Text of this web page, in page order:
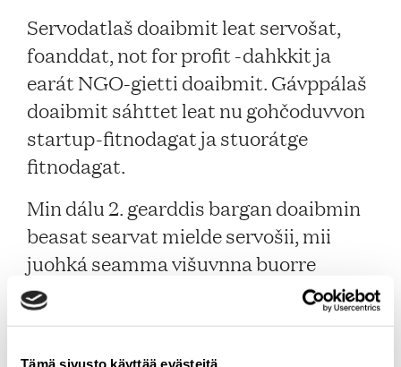
Tämä sivusto käyttää evästeitä
Servodatlaš doaibmit leat servošat,
foanddat, not for profit -dahkkit ja
earát NGO-gietti doaibmit. Gávppálaš
doaibmit sáhttet leat nu gohčoduvvon
startup-fitnodagat ja stuorátge
fitnodagat.
Min dálu 2. gearddis bargan doaibmin
beasat searvat mielde servošii, mii
juohká seamma višuvnna buorre
eallimis planehta rájáid siste.